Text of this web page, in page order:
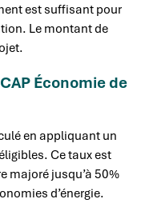
est suffisant pour
Le montant de
Économie de
en appliquant un
Ce taux est
majoré jusqu’à 50%
d’énergie.